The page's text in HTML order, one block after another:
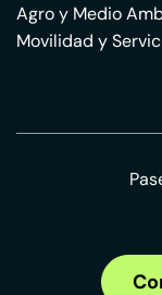
Agro y Medio
Movilidad y